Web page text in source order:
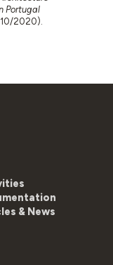
Portugal
2020).
& News